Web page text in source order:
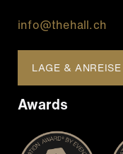
info@thehall.ch
LAGE & ANREISE
Awards